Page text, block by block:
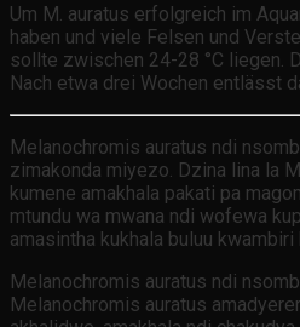
Um M. auratus erfolgreich im
haben und viele Felsen und
sollte zwischen 24-28 °C liegen.
Nach etwa drei Wochen entlässt
Melanochromis auratus ndi
zimakonda miyezo. Dzina lina la
kumene amakhala pakati pa
mtundu wa mwana ndi wofewa
amasintha kukhala buluu
Melanochromis auratus ndi
Melanochromis auratus